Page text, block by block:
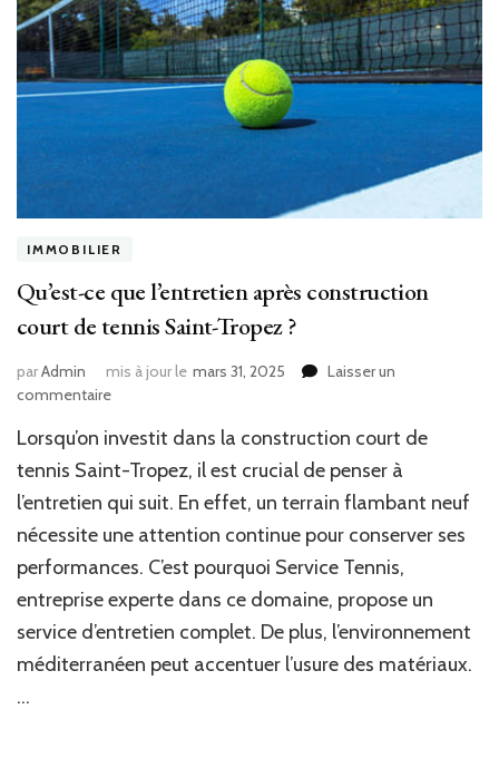
IMMOBILIER
Qu’est-ce que l’entretien après construction
court de tennis Saint-Tropez ?
parAdmin mis à jour le mars 31, 2025
Laisser un
commentairesur
ce
que
l’entretien
après
construction
de
tennis
Saint-
Tropez
?
Lorsqu’on investit dans la construction court de
tennis Saint-Tropez, il est crucial de penser à
l’entretien qui suit. En effet, un terrain flambant neuf
nécessite une attention continue pour conserver ses
performances. C’est pourquoi Service Tennis,
entreprise experte dans ce domaine, propose un
service d’entretien complet. De plus, l’environnement
méditerranéen peut accentuer l’usure des matériaux.
…